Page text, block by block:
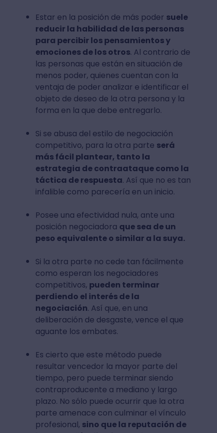
Estar en la posición de más poder suele
reducir la habilidad de las personas
para percibir los pensamientos y
emociones de los otros. Al contrario de
las personas que están en situación de
menos poder, quienes cuentan con la
ventaja de poder analizar e identificar el
objeto de deseo de la otra persona y la
forma en la que debe entregarlo.
Si se abusa del estilo de negociación
competitivo, para la otra parte será
más fácil plantear, tanto la
estrategia de contraataque como la
táctica de respuesta. Así que no es tan
infalible como parecería en un inicio.
Posee una efectividad nula, ante una
posición negociadora que sea de un
peso equivalente o similar a la suya.
Si la otra parte no cede tan fácilmente
como esperan los negociadores
competitivos, pueden terminar
perdiendo el interés de la
negociación. Así que, en una
deliberación de desgaste, vence el que
aguante los embates.
Es cierto que este método puede
resultar vencedor la mayor parte del
tiempo, pero puede terminar siendo
contraproducente a mediano y largo
plazo. No sólo puede ocurrir que la otra
parte amenace con culminar el vínculo
profesional, sino que la reputación de